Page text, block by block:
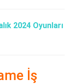
2024 Oyunları
İş